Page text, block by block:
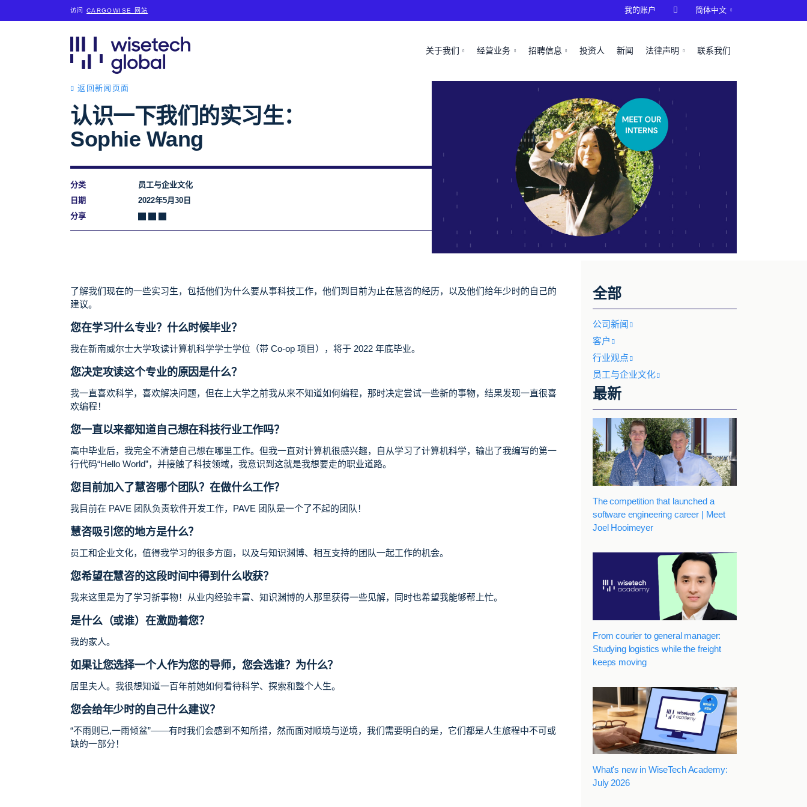
访问CARGOWISE 网站
关于我们 经营业务 招聘信息 投资人 新闻 法律声明 联系我们
我的账户  简体中文
返回新闻页面
认识一下我们的实习生：
Sophie Wang
分类
员工与企业文化
日期
2022年5月30日
分享
了解我们现在的一些实习生，包括他们为什么要从事科技工作，他们到目前为止在慧咨的经历，以及他们给年少时的自己的
建议。
您在学习什么专业？什么时候毕业？
我在新南威尔士大学攻读计算机科学学士学位（带 Co-op 项目），将于 2022 年底毕业。
您决定攻读这个专业的原因是什么？
我一直喜欢科学，喜欢解决问题，但在上大学之前我从来不知道如何编程，那时决定尝试一些新的事物，结果发现一直很喜
欢编程！
您一直以来都知道自己想在科技行业工作吗？
高中毕业后，我完全不清楚自己想在哪里工作。但我一直对计算机很感兴趣，自从学习了计算机科学，输出了我编写的第一
行代码“Hello World”，并接触了科技领域，我意识到这就是我想要走的职业道路。
您目前加入了慧咨哪个团队？在做什么工作？
我目前在 PAVE 团队负责软件开发工作，PAVE 团队是一个了不起的团队！
慧咨吸引您的地方是什么？
员工和企业文化，值得我学习的很多方面，以及与知识渊博、相互支持的团队一起工作的机会。
您希望在慧咨的这段时间中得到什么收获？
我来这里是为了学习新事物！从业内经验丰富、知识渊博的人那里获得一些见解，同时也希望我能够帮上忙。
是什么（或谁）在激励着您？
我的家人。
如果让您选择一个人作为您的导师，您会选谁？为什么？
居里夫人。我很想知道一百年前她如何看待科学、探索和整个人生。
您会给年少时的自己什么建议？
“不雨则已,一雨倾盆”——有时我们会感到不知所措，然而面对顺境与逆境，我们需要明白的是，它们都是人生旅程中不可或
缺的一部分！
全部
公司新闻
客户
行业观点
员工与企业文化
最新
The competition that launched a
software engineering career | Meet
Joel Hooimeyer
From courier to general manager:
Studying logistics while the freight
keeps moving
What's new in WiseTech Academy:
July 2026